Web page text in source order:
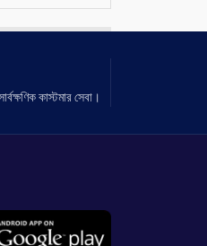
কাস্টমার সেবা।